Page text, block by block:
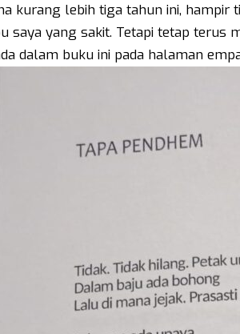
kurang lebih tiga tahun ini, hampir
saya yang sakit. Tetapi tetap terus
dalam buku ini pada halaman